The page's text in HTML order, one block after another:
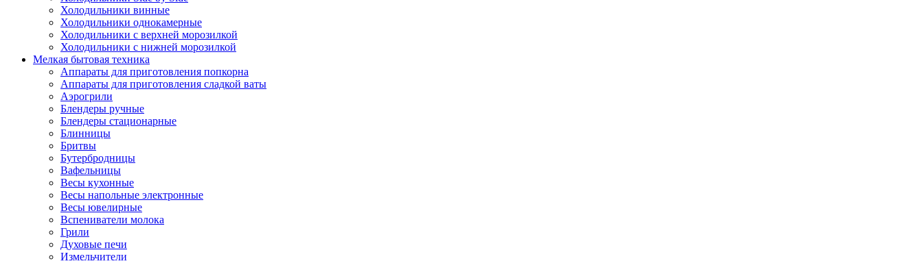
Холодильники винные
Холодильники однокамерные
Холодильники с верхней морозилкой
Холодильники с нижней морозилкой
Мелкая бытовая техника
Аппараты для приготовления попкорна
Аппараты для приготовления сладкой ваты
Аэрогрили
Блендеры ручные
Блендеры стационарные
Блинницы
Бритвы
Бутербродницы
Вафельницы
Весы кухонные
Весы напольные электронные
Весы ювелирные
Вспениватели молока
Грили
Духовые печи
Измельчители